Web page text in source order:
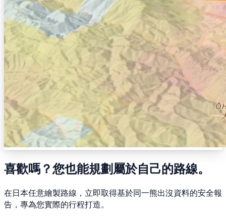
喜歡嗎？您也能規劃屬於自己的路線。
在日本任意繪製路線，立即取得基於同一熊出沒資料的安全報
告，專為您實際的行程打造。